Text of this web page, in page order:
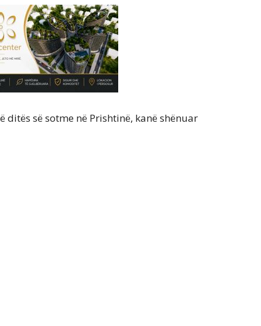
së sotme në Prishtinë, kanë shënuar